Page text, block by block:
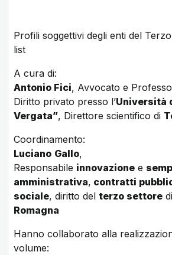
Profili soggettivi degli enti del
list
A cura di:
Antonio Fici, Avvocato e
Diritto privato presso l’Università
Vergata”, Direttore scientifico di
Coordinamento:
Luciano Gallo,
Responsabile innovazione e
amministrativa, contratti
sociale, diritto del terzo settore di
Romagna
Hanno collaborato alla
volume: